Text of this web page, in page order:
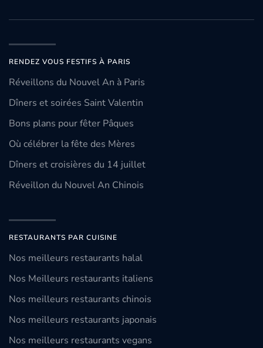
RENDEZ VOUS FESTIFS À PARIS
Réveillons du Nouvel An à Paris
Dîners et soirées Saint Valentin
Bons plans pour fêter Pâques
Où célébrer la fête des Mères
Dîners et croisières du 14 juillet
Réveillon du Nouvel An Chinois
RESTAURANTS PAR CUISINE
Nos meilleurs restaurants halal
Nos Meilleurs restaurants italiens
Nos meilleurs restaurants chinois
Nos meilleurs restaurants japonais
Nos meilleurs restaurants vegans